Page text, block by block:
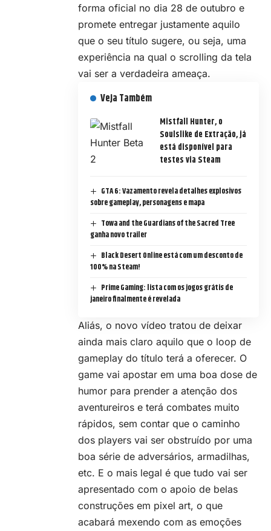
forma oficial no dia 28 de outubro e
promete entregar justamente aquilo
que o seu título sugere, ou seja, uma
experiência na qual o scrolling da tela
vai ser a verdadeira ameaça.
Veja Também
Mistfall Hunter, o
Soulslike de Extração, já
está disponível para
testes via Steam
GTA 6: Vazamento revela detalhes explosivos
sobre gameplay, personagens e mapa
Towa and the Guardians of the Sacred Tree
ganha novo trailer
Black Desert Online está com um desconto de
100% na Steam!
Prime Gaming: lista com os jogos grátis de
janeiro finalmente é revelada
Aliás, o novo vídeo tratou de deixar
ainda mais claro aquilo que o loop de
gameplay do título terá a oferecer. O
game vai apostar em uma boa dose de
humor para prender a atenção dos
aventureiros e terá combates muito
rápidos, sem contar que o caminho
dos players vai ser obstruído por uma
boa série de adversários, armadilhas,
etc. E o mais legal é que tudo vai ser
apresentado com o apoio de belas
construções em pixel art, o que
acabará mexendo com as emoções